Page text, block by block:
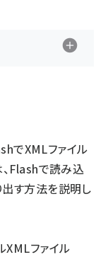
でXMLファイル
Flashで読み込
す方法を説明し
XMLファイル